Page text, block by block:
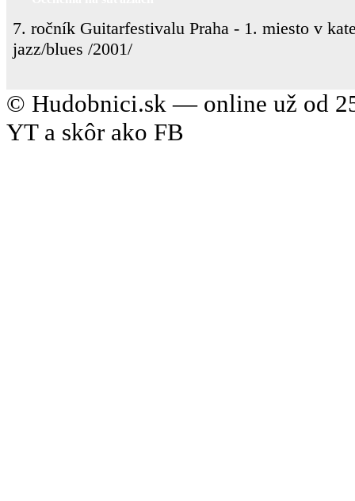
7. ročník Guitarfestivalu Praha - 1. miesto v
jazz/blues /2001/
© Hudobnici.sk — online už od
YT a skôr ako FB